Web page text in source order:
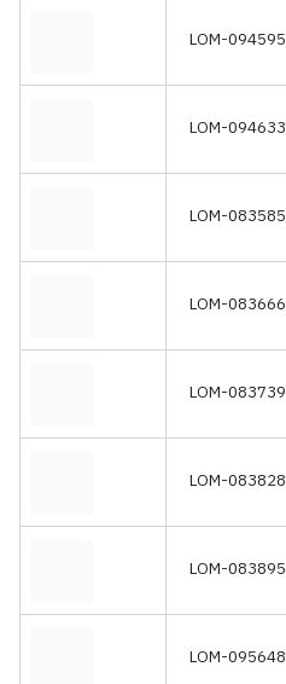
LOM-094595
LOM-094633
LOM-083585
LOM-083666
LOM-083739
LOM-083828
LOM-083895
LOM-095648